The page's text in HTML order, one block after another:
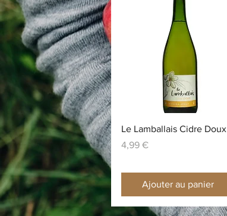
Aperçu rapide
Le Lamballais Cidre Doux
Prix
4,99 €
Ajouter au panier